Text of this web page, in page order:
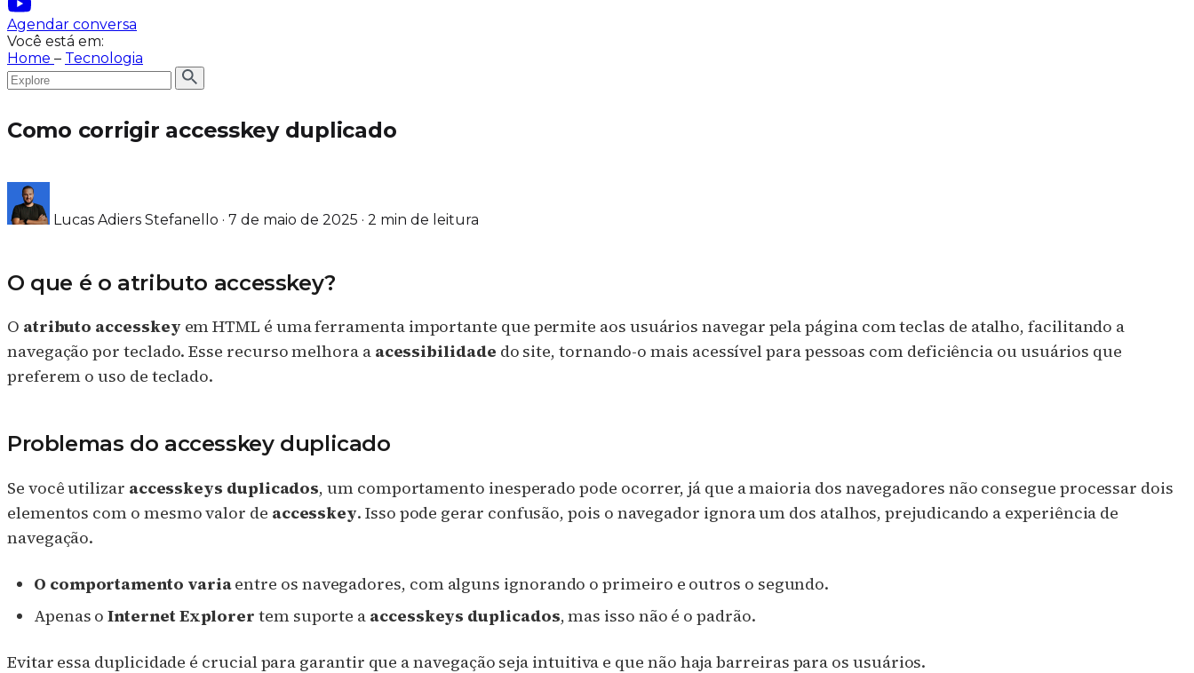
Agendar conversa
Você está em:
Home – Tecnologia
Como corrigir accesskey duplicado
Lucas Adiers Stefanello · 7 de maio de 2025 · 2 min de leitura
O que é o atributo accesskey?
O atributo accesskey em HTML é uma ferramenta importante que permite aos usuários navegar pela página com teclas de atalho, facilitando a
navegação por teclado. Esse recurso melhora a acessibilidade do site, tornando-o mais acessível para pessoas com deficiência ou usuários que
preferem o uso de teclado.
Problemas do accesskey duplicado
Se você utilizar accesskeys duplicados, um comportamento inesperado pode ocorrer, já que a maioria dos navegadores não consegue processar dois
elementos com o mesmo valor de accesskey. Isso pode gerar confusão, pois o navegador ignora um dos atalhos, prejudicando a experiência de
navegação.
O comportamento variaentre os navegadores, com alguns ignorando o primeiro e outros o segundo.
Apenas oInternet Explorer tem suporte a accesskeys duplicados, mas isso não é o padrão.
Evitar essa duplicidade é crucial para garantir que a navegação seja intuitiva e que não haja barreiras para os usuários.